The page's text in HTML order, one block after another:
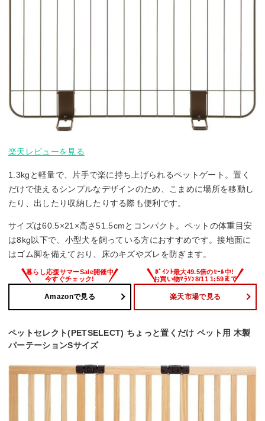
楽天レビューを見る
1.3kgと軽量で、片手で楽に持ち上げられるペットゲート。置く
だけで使えるシンプルなデザインのため、こまめに場所を移動し
たり、出したり収納したりする際も便利です。
サイズは60.5×21×高さ51.5cmとコンパクト。ペットの体重目安
は8kg以下で、小型犬を飼っている方におすすめです。接地面に
はゴム脚を備えており、床のキズやズレを防ぎます。
Amazonで見る 楽天市場で見る
ペットセレクト(PETSELECT) ちょっと置くだけ ペット用 木製
パーテーションSサイズ